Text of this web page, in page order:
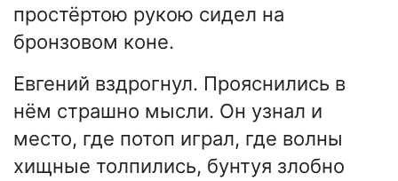
простёртою рукою сидел на
бронзовом коне.
Евгений вздрогнул. Прояснились в
нём страшно мысли. Он узнал и
место, где потоп играл, где волны
хищные толпились, бунтуя злобно